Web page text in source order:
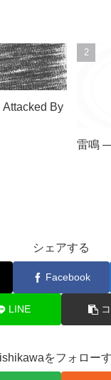
By
雷鳴
シェアする
Facebook
LINE
ishikawaをフォロー